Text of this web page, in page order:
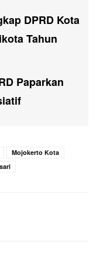
DPRD Kota
Tahun
Paparkan
Mojokerto Kota